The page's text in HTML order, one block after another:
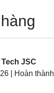
Tech JSC
Hoàn thành